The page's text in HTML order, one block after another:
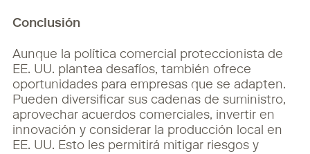
Conclusión
Aunque la política comercial proteccionista de
EE. UU. plantea desafíos, también ofrece
oportunidades para empresas que se adapten.
Pueden diversificar sus cadenas de suministro,
aprovechar acuerdos comerciales, invertir en
innovación y considerar la producción local en
EE. UU. Esto les permitirá mitigar riesgos y